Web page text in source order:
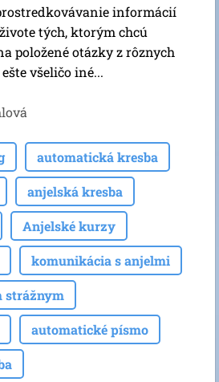
informácií
tých, ktorým chcú
položené otázky z rôznych
všeličo iné...
automatická kresba
anjelská kresba
Anjelské kurzy
komunikácia s anjelmi
strážnym
automatické písmo